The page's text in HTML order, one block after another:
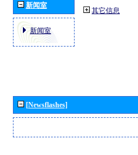
新闻室
新闻室
其它信息
[Newsflashes]